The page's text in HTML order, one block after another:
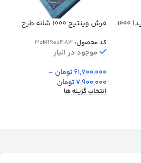
فرش فرانسوی طرح فلوریدا 1000
فرش وینتیج 1000 شانه طرح
کد محصول: 30M1900483
موجود در انبار
61,700,000تومان –
7,900,000تومان
انتخاب گزینه ها